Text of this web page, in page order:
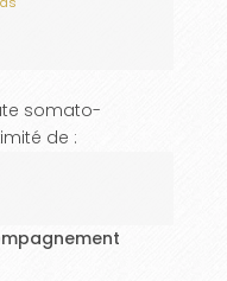
somato-
de :